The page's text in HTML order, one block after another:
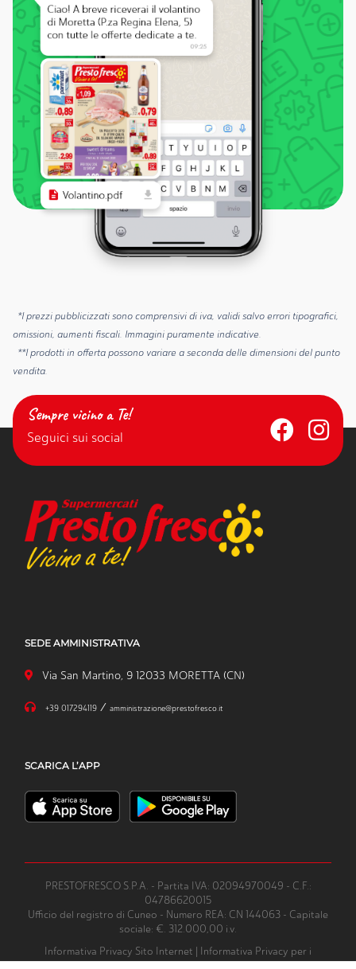
*I prezzi pubblicizzati sono comprensivi di iva, validi salvo errori tipografici,
omissioni, aumenti fiscali. Immagini puramente indicative.
**I prodotti in offerta possono variare a seconda delle dimensioni del punto
vendita.
Sempre vicino a Te!
Seguici sui social
SEDE AMMINISTRATIVA
Via San Martino, 9 12033 MORETTA (CN)
+39 017294119/ amministrazione@prestofresco.it
SCARICA L’APP
PRESTOFRESCO S.P.A. - Partita IVA: 02094970049 - C.F.:
04786620015
Ufficio del registro di Cuneo - Numero REA: CN 144063 - Capitale
sociale: €. 312.000,00 i.v.
Informativa Privacy Sito Internet
Informativa Privacy per i